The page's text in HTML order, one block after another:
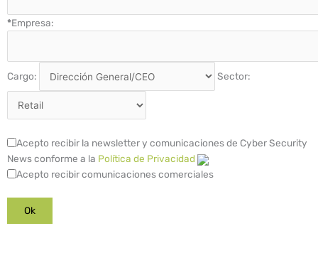
*Empresa:
Cargo: Sector:
Acepto recibir la newsletter y comunicaciones de Cyber Security
News conforme a la Política de Privacidad
Acepto recibir comunicaciones comerciales